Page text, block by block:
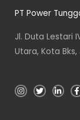
PT Power
Jl. Duta Lestari
Utara, Kota Bks,
I
n
T
w
L
i
F